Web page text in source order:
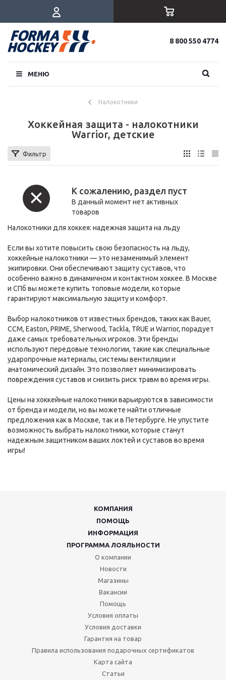
8 800 550 4774
МЕНЮ
Налокотники
Хоккейная защита - налокотники
Warrior, детские
Фильтр
К сожалению, раздел пуст
В данный момент нет активных
товаров
Налокотники для хоккея: надежная защита на льду
Если вы хотите повысить свою безопасность на льду,
хоккейные налокотники — это незаменимый элемент
экипировки. Они обеспечивают защиту суставов, что
особенно важно в динамичном и контактном хоккее. В Москве
и СПб вы можете купить топовые модели, которые
гарантируют максимальную защиту и комфорт.
Выбор налокотников от известных брендов, таких как Bauer,
CCM, Easton, PRIME, Sherwood, Tackla, TRUE и Warrior, порадует
даже самых требовательных игроков. Эти бренды
используют передовые технологии, такие как специальные
ударопрочные материалы, системы вентиляции и
анатомический дизайн. Это позволяет минимизировать
повреждения суставов и снизить риск травм во время игры.
Цены на хоккейные налокотники варьируются в зависимости
от бренда и модели, но вы можете найти отличные
предложения как в Москве, так и в Петербурге. Не упустите
возможность выбрать налокотники, которые станут
надежным защитником ваших локтей и суставов во время
игры!
КОМПАНИЯ
ПОМОЩЬ
ИНФОРМАЦИЯ
ПРОГРАММА ЛОЯЛЬНОСТИ
О компании
Новости
Магазины
Вакансии
Помощь
Условия оплаты
Условия доставки
Гарантия на товар
Правила использования подарочных сертификатов
Карта сайта
Статьи